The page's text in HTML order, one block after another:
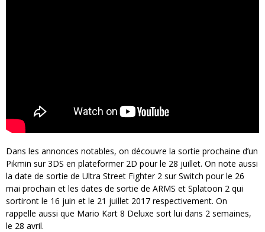
Dans les annonces notables, on découvre la sortie prochaine d’un
Pikmin sur 3DS en plateformer 2D pour le 28 juillet. On note aussi
la date de sortie de Ultra Street Fighter 2 sur Switch pour le 26
mai prochain et les dates de sortie de ARMS et Splatoon 2 qui
sortiront le 16 juin et le 21 juillet 2017 respectivement. On
rappelle aussi que Mario Kart 8 Deluxe sort lui dans 2 semaines,
le 28 avril.